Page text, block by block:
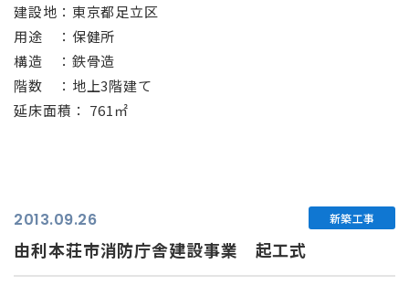
建設地：東京都足立区
用途 ：保健所
構造 ：鉄骨造
階数 ：地上3階建て
延床面積： 761㎡
2013.09.26 新築工事
由利本荘市消防庁舎建設事業 起工式